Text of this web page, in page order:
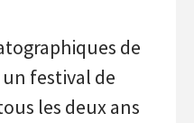
de
un festival de
les deux ans